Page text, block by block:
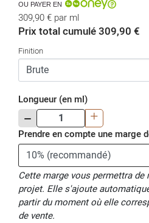
OU PAYER EN
309,90 € par ml
Prix total cumulé 309,90 €
Finition
Longueur (en ml)
+
-
Prendre en compte une marge
Cette marge vous permettra
projet. Elle s'ajoute
partir du moment où elle
de vente.